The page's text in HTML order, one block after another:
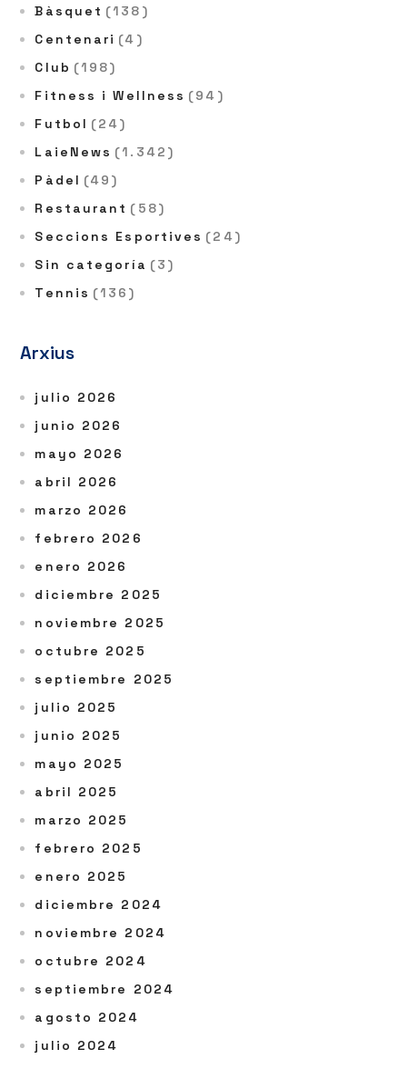
Bàsquet (138)
Centenari (4)
Club (198)
Fitness i Wellness (94)
Futbol (24)
LaieNews (1.342)
Pàdel (49)
Restaurant (58)
Seccions Esportives (24)
Sin categoría (3)
Tennis (136)
Arxius
julio 2026
junio 2026
mayo 2026
abril 2026
marzo 2026
febrero 2026
enero 2026
diciembre 2025
noviembre 2025
octubre 2025
septiembre 2025
julio 2025
junio 2025
mayo 2025
abril 2025
marzo 2025
febrero 2025
enero 2025
diciembre 2024
noviembre 2024
octubre 2024
septiembre 2024
agosto 2024
julio 2024